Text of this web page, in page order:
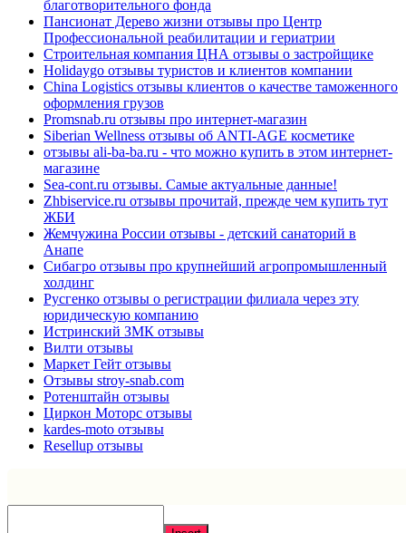
благотворительного фонда
Пансионат Дерево жизни отзывы про Центр
Профессиональной реабилитации и гериатрии
Строительная компания ЦНА отзывы о застройщике
Holidaygo отзывы туристов и клиентов компании
China Logistics отзывы клиентов о качестве таможенного
оформления грузов
Promsnab.ru отзывы про интернет-магазин
Siberian Wellness отзывы об ANTI-AGE косметике
отзывы ali-ba-ba.ru - что можно купить в этом интернет-
магазине
Sea-cont.ru отзывы. Самые актуальные данные!
Zhbiservice.ru отзывы прочитай, прежде чем купить тут
ЖБИ
Жемчужина России отзывы - детский санаторий в
Анапе
Сибагро отзывы про крупнейший агропромышленный
холдинг
Русгенко отзывы о регистрации филиала через эту
юридическую компанию
Истринский ЗМК отзывы
Вилти отзывы
Маркет Гейт отзывы
Отзывы stroy-snab.com
Ротенштайн отзывы
Циркон Моторс отзывы
kardes-moto отзывы
Resellup отзывы